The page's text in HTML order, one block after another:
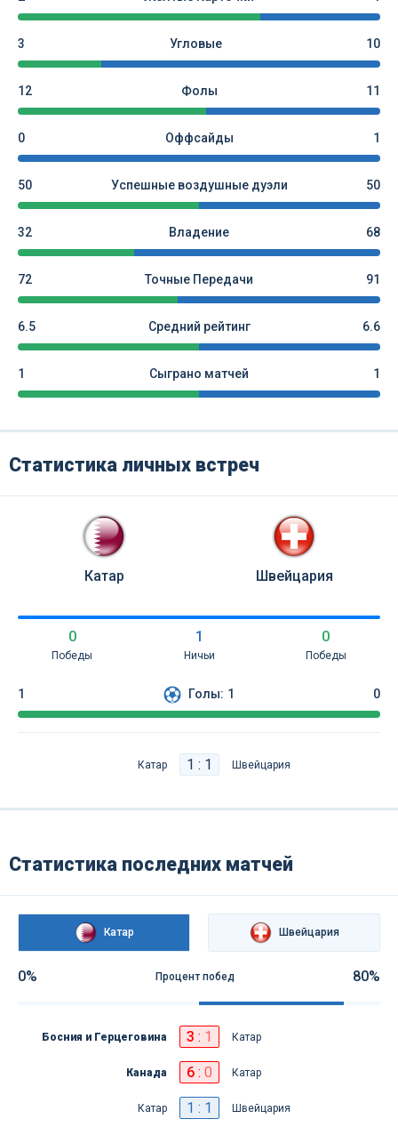
3 Угловые 10
12 Фолы 11
0 Оффсайды 1
50 Успешные воздушные дуэли 50
32 Владение 68
72 Точные Передачи 91
6.5 Средний рейтинг 6.6
1 Сыграно матчей 1
Статистика личных встреч
Катар
0
Победы
1
Ничьи
0
Победы
Швейцария
1 Голы: 1 0
Катар 1 : 1 Швейцария
Статистика последних матчей
Катар Швейцария
0% Процент побед 80%
Босния и Герцеговина 3 : 1 Катар
Канада 6: 0 Катар
Катар 1 : 1 Швейцария